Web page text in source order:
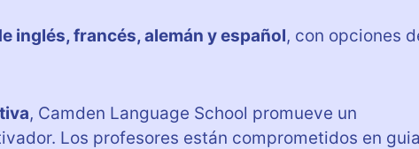
inglés, francés, alemán y español, con opciones
, Camden Language School promueve un
Los profesores están comprometidos en